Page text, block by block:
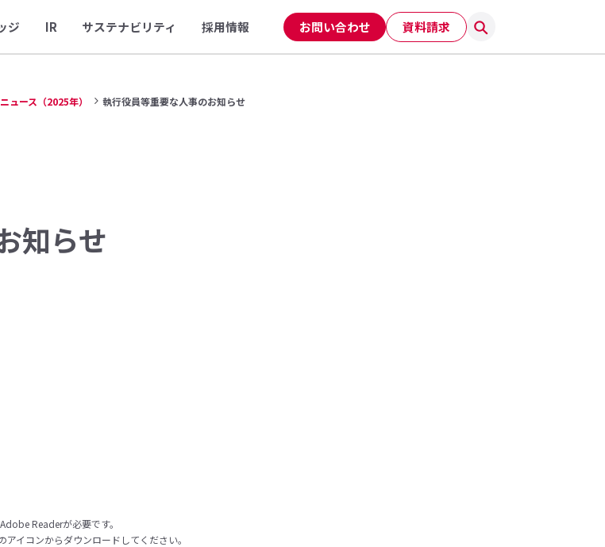
ジ IR サステナビリティ 採用情報 お問い合わせ 資料請求
ニュース（2025年） 執行役員等重要な人事のお知らせ
知らせ
Readerが必要です。
イコンからダウンロードしてください。